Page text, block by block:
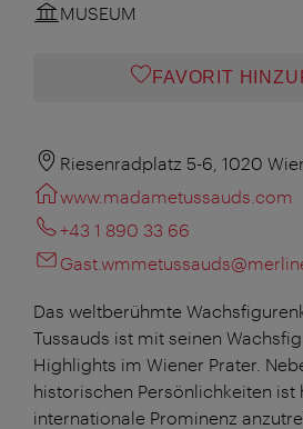
MUSEUM
FAVORIT
Riesenradplatz 5-6, 1020
www.madametussauds.com
+43 1 890 33 66
Das weltberühmte
Tussauds ist mit seinen
Highlights im Wiener Prater.
historischen Persönlichkeiten ist
internationale Prominenz